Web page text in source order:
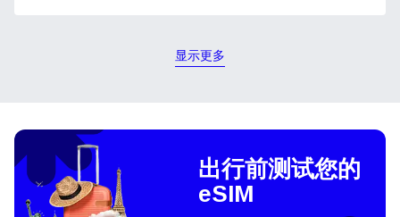
显示更多
出行前测试您的
eSIM